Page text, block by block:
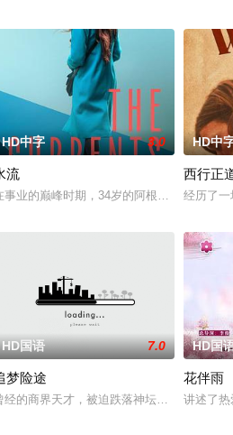
生拍一部《河南人在北京》电影的念头，
HD中字 3.0
流
事业的巅峰时期，34岁的阿根廷造型师丽
HD中
西行正
经历了一
省第十一届党代表、第十二届中华慈善奖
HD国语 7.0
梦险途
经的商界天才，被迫跌落神坛。被那微不
HD国
花伴雨
讲述了热